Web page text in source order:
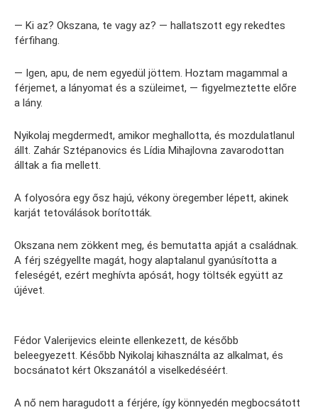
— Ki az? Okszana, te vagy az? — hallatszott egy rekedtes
férfihang.
— Igen, apu, de nem egyedül jöttem. Hoztam magammal a
férjemet, a lányomat és a szüleimet, — figyelmeztette előre
a lány.
Nyikolaj megdermedt, amikor meghallotta, és mozdulatlanul
állt. Zahár Sztépanovics és Lídia Mihajlovna zavarodottan
álltak a fia mellett.
A folyosóra egy ősz hajú, vékony öregember lépett, akinek
karját tetoválások borították.
Okszana nem zökkent meg, és bemutatta apját a családnak.
A férj szégyellte magát, hogy alaptalanul gyanúsította a
feleségét, ezért meghívta apósát, hogy töltsék együtt az
újévet.
Fédor Valerijevics eleinte ellenkezett, de később
beleegyezett. Később Nyikolaj kihasználta az alkalmat, és
bocsánatot kért Okszanától a viselkedéséért.
A nő nem haragudott a férjére, így könnyedén megbocsátott